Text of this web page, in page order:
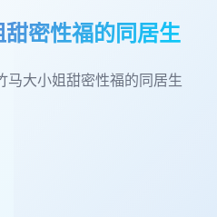
密性福的同居生
马大小姐甜密性福的同居生